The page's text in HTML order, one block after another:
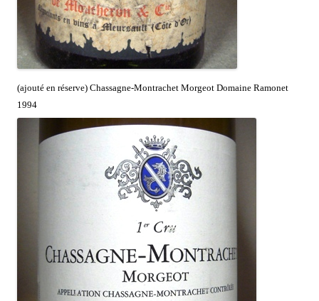
(ajouté en réserve) Chassagne-Montrachet Morgeot Domaine Ramonet
1994